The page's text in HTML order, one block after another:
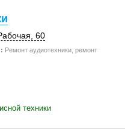
60
Ремонт аудиотехники, ремонт
техники